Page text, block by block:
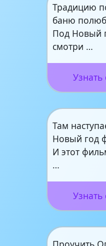
Традицию
баню
Под Новый
смотри …
Узнать
Там
Новый год
И этот
…
Узнать